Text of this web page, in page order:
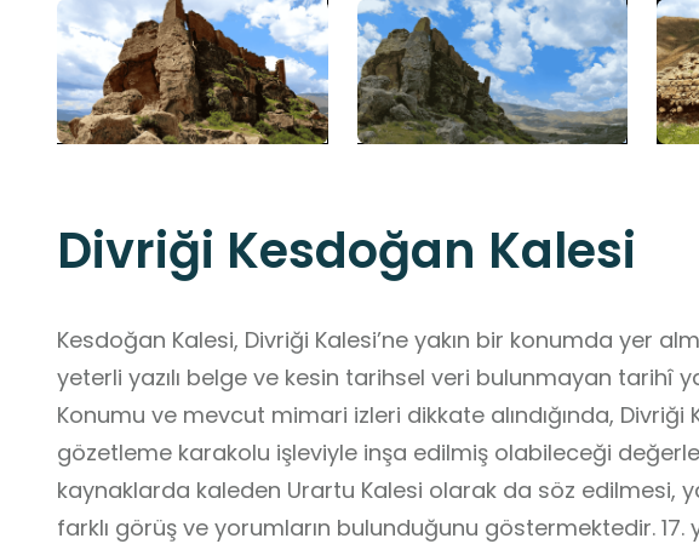
Divriği Kesdoğan Kalesi
Kesdoğan Kalesi, Divriği Kalesi’ne yakın bir konumda yer
yeterli yazılı belge ve kesin tarihsel veri bulunmayan tarihî
Konumu ve mevcut mimari izleri dikkate alındığında, Divriği
gözetleme karakolu işleviyle inşa edilmiş olabileceği
kaynaklarda kaleden Urartu Kalesi olarak da söz edilmesi,
farklı görüş ve yorumların bulunduğunu göstermektedir. 17.